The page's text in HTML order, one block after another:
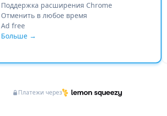
Поддержка расширения Chrome
Отменить в любое время
Ad free
Больше →
Платежи через